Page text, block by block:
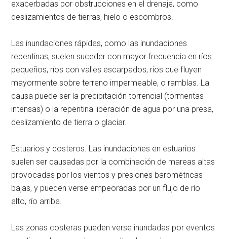
exacerbadas por obstrucciones en el drenaje, como
deslizamientos de tierras, hielo o escombros.
Las inundaciones rápidas, como las inundaciones
repentinas, suelen suceder con mayor frecuencia en ríos
pequeños, ríos con valles escarpados, ríos que fluyen
mayormente sobre terreno impermeable, o ramblas. La
causa puede ser la precipitación torrencial (tormentas
intensas) o la repentina liberación de agua por una presa,
deslizamiento de tierra o glaciar.
Estuarios y costeros. Las inundaciones en estuarios
suelen ser causadas por la combinación de mareas altas
provocadas por los vientos y presiones barométricas
bajas, y pueden verse empeoradas por un flujo de río
alto, río arriba.
Las zonas costeras pueden verse inundadas por eventos